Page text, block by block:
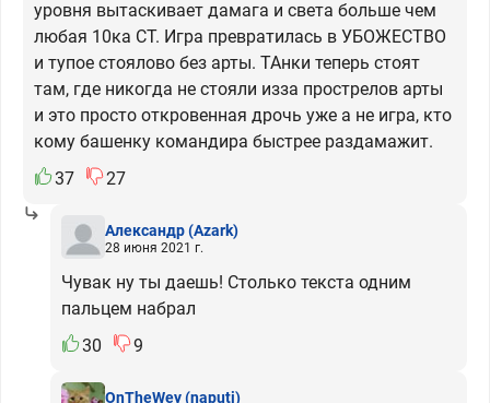
уровня вытаскивает дамага и света больше чем
любая 10ка СТ. Игра превратилась в УБОЖЕСТВО
и тупое стоялово без арты. ТАнки теперь стоят
там, где никогда не стояли изза прострелов арты
и это просто откровенная дрочь уже а не игра, кто
кому башенку командира быстрее раздамажит.
37
27
Александр(Azark)
28 июня 2021 г.
Чувак ну ты даешь! Столько текста одним
пальцем набрал
30
9
OnTheWey(naputi)